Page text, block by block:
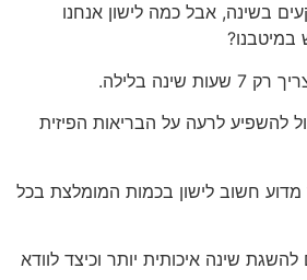
בשינה, אבל כמה לישון אנחנו
במיטבנו?
בלילה.
להשפיע לרעה על הבריאות הפיזית
מדוע חשוב לישון בכמות המומלצת בכל
להשגת שינה איכותית יותר וכיצד לוודא